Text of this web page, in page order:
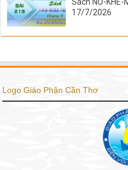
Sách NƠ-KHE-
17/7/2026
Logo Giáo Phận Cần Thơ